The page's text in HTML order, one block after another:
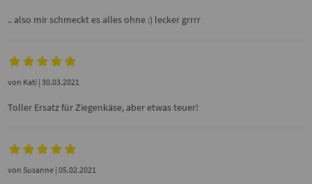
.. also mir schmeckt es alles ohne :) lecker grrrr
von Kati | 30.03.2021
Toller Ersatz für Ziegenkäse, aber etwas teuer!
vonSusanne | 05.02.2021